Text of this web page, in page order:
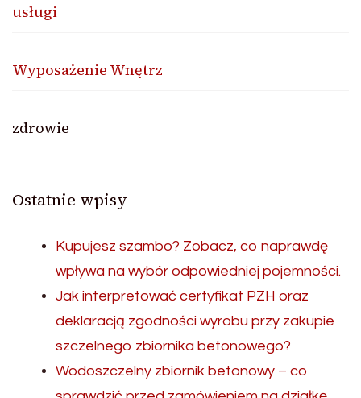
usługi
Wyposażenie Wnętrz
zdrowie
Ostatnie wpisy
Kupujesz szambo? Zobacz, co naprawdę
wpływa na wybór odpowiedniej pojemności.
Jak interpretować certyfikat PZH oraz
deklaracją zgodności wyrobu przy zakupie
szczelnego zbiornika betonowego?
Wodoszczelny zbiornik betonowy – co